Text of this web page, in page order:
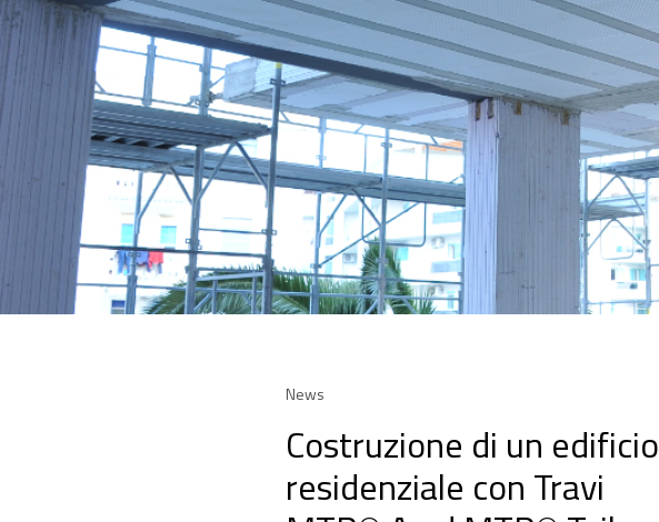
News
Costruzione di un edificio
residenziale con Travi